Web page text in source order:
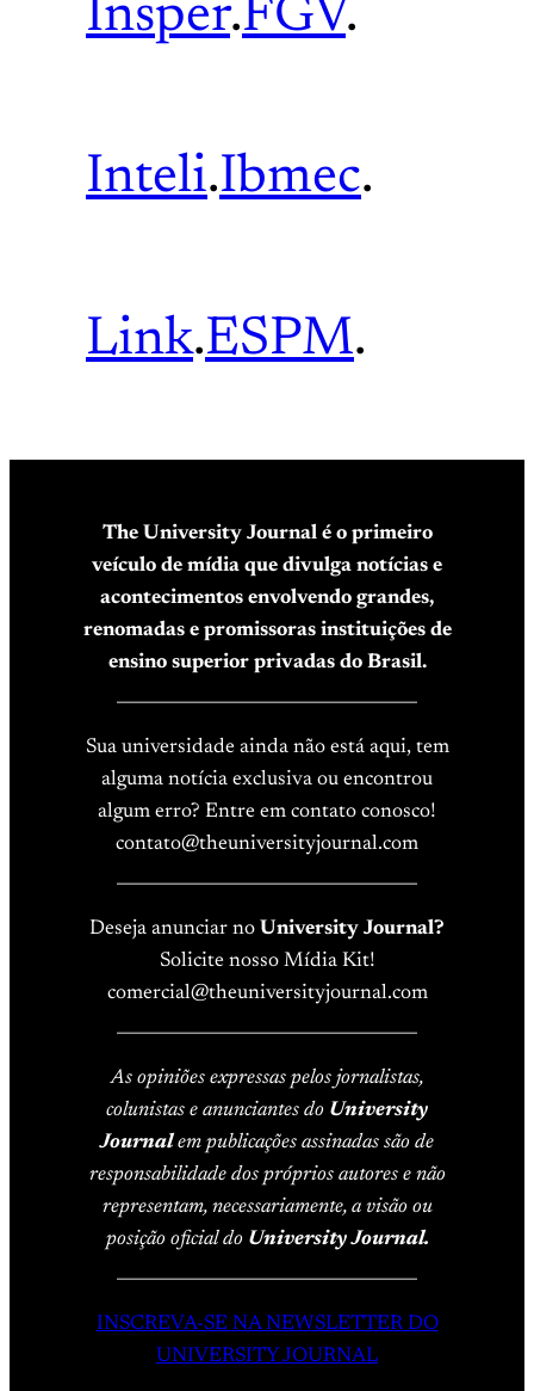
Insper.FGV.
Inteli.Ibmec.
Link.ESPM.
The University Journal é o primeiro
veículo de mídia que divulga notícias e
acontecimentos envolvendo grandes,
renomadas e promissoras instituições de
ensino superior privadas do Brasil.
Sua universidade ainda não está aqui, tem
alguma notícia exclusiva ou encontrou
algum erro? Entre em contato conosco!
contato@theuniversityjournal.com
Deseja anunciar no University Journal?
Solicite nosso Mídia Kit!
comercial@theuniversityjournal.com
As opiniões expressas pelos jornalistas,
colunistas e anunciantes do University
Journalem publicações assinadas são de
responsabilidade dos próprios autores e não
representam, necessariamente, a visão ou
posição oficial do University Journal.
INSCREVA-SE NA NEWSLETTER DO
UNIVERSITY JOURNAL